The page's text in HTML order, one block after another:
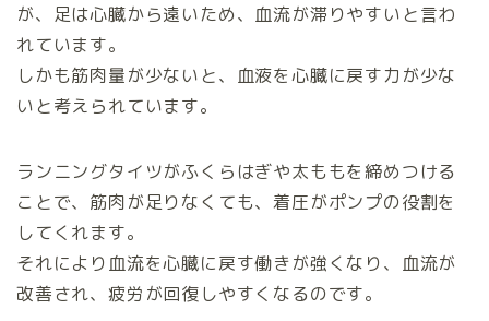
が、足は心臓から遠いため、血流が滞りやすいと言わ
れています。
しかも筋肉量が少ないと、血液を心臓に戻す力が少な
いと考えられています。
ランニングタイツがふくらはぎや太ももを締めつける
ことで、筋肉が足りなくても、着圧がポンプの役割を
してくれます。
それにより血流を心臓に戻す働きが強くなり、血流が
改善され、疲労が回復しやすくなるのです。